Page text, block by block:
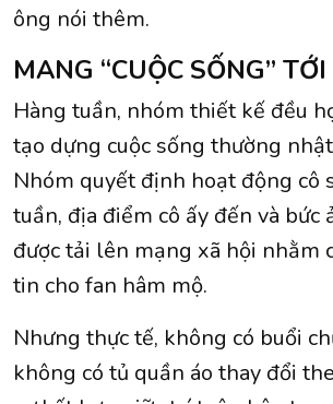
ông nói thêm.
MANG “CUỘC SỐNG”
Hàng tuần, nhóm thiết kế đều
tạo dựng cuộc sống thường
Nhóm quyết định hoạt động cô
tuần, địa điểm cô ấy đến và bức
được tải lên mạng xã hội nhằm
tin cho fan hâm mộ.
Nhưng thực tế, không có buổi
không có tủ quần áo thay đổi